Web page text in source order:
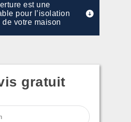
est une
pour l’isolation
votre maison
gratuit